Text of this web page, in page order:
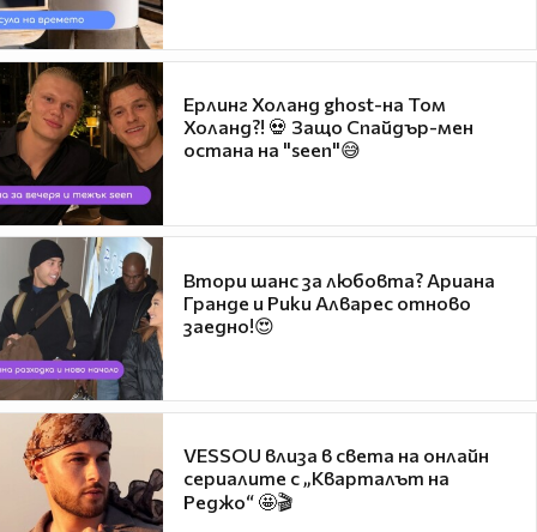
Ерлинг Холанд ghost-на Том
Холанд?! 💀 Защо Спайдър-мен
остана на "seen"😅
Втори шанс за любовта? Ариана
Гранде и Рики Алварес отново
заедно!😍
VESSOU влиза в света на онлайн
сериалите с „Кварталът на
Реджо“ 🤩🎬